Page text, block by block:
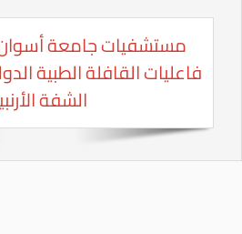
مستشفيات جامعة
فاعليات القافلة الطبية
الشفة